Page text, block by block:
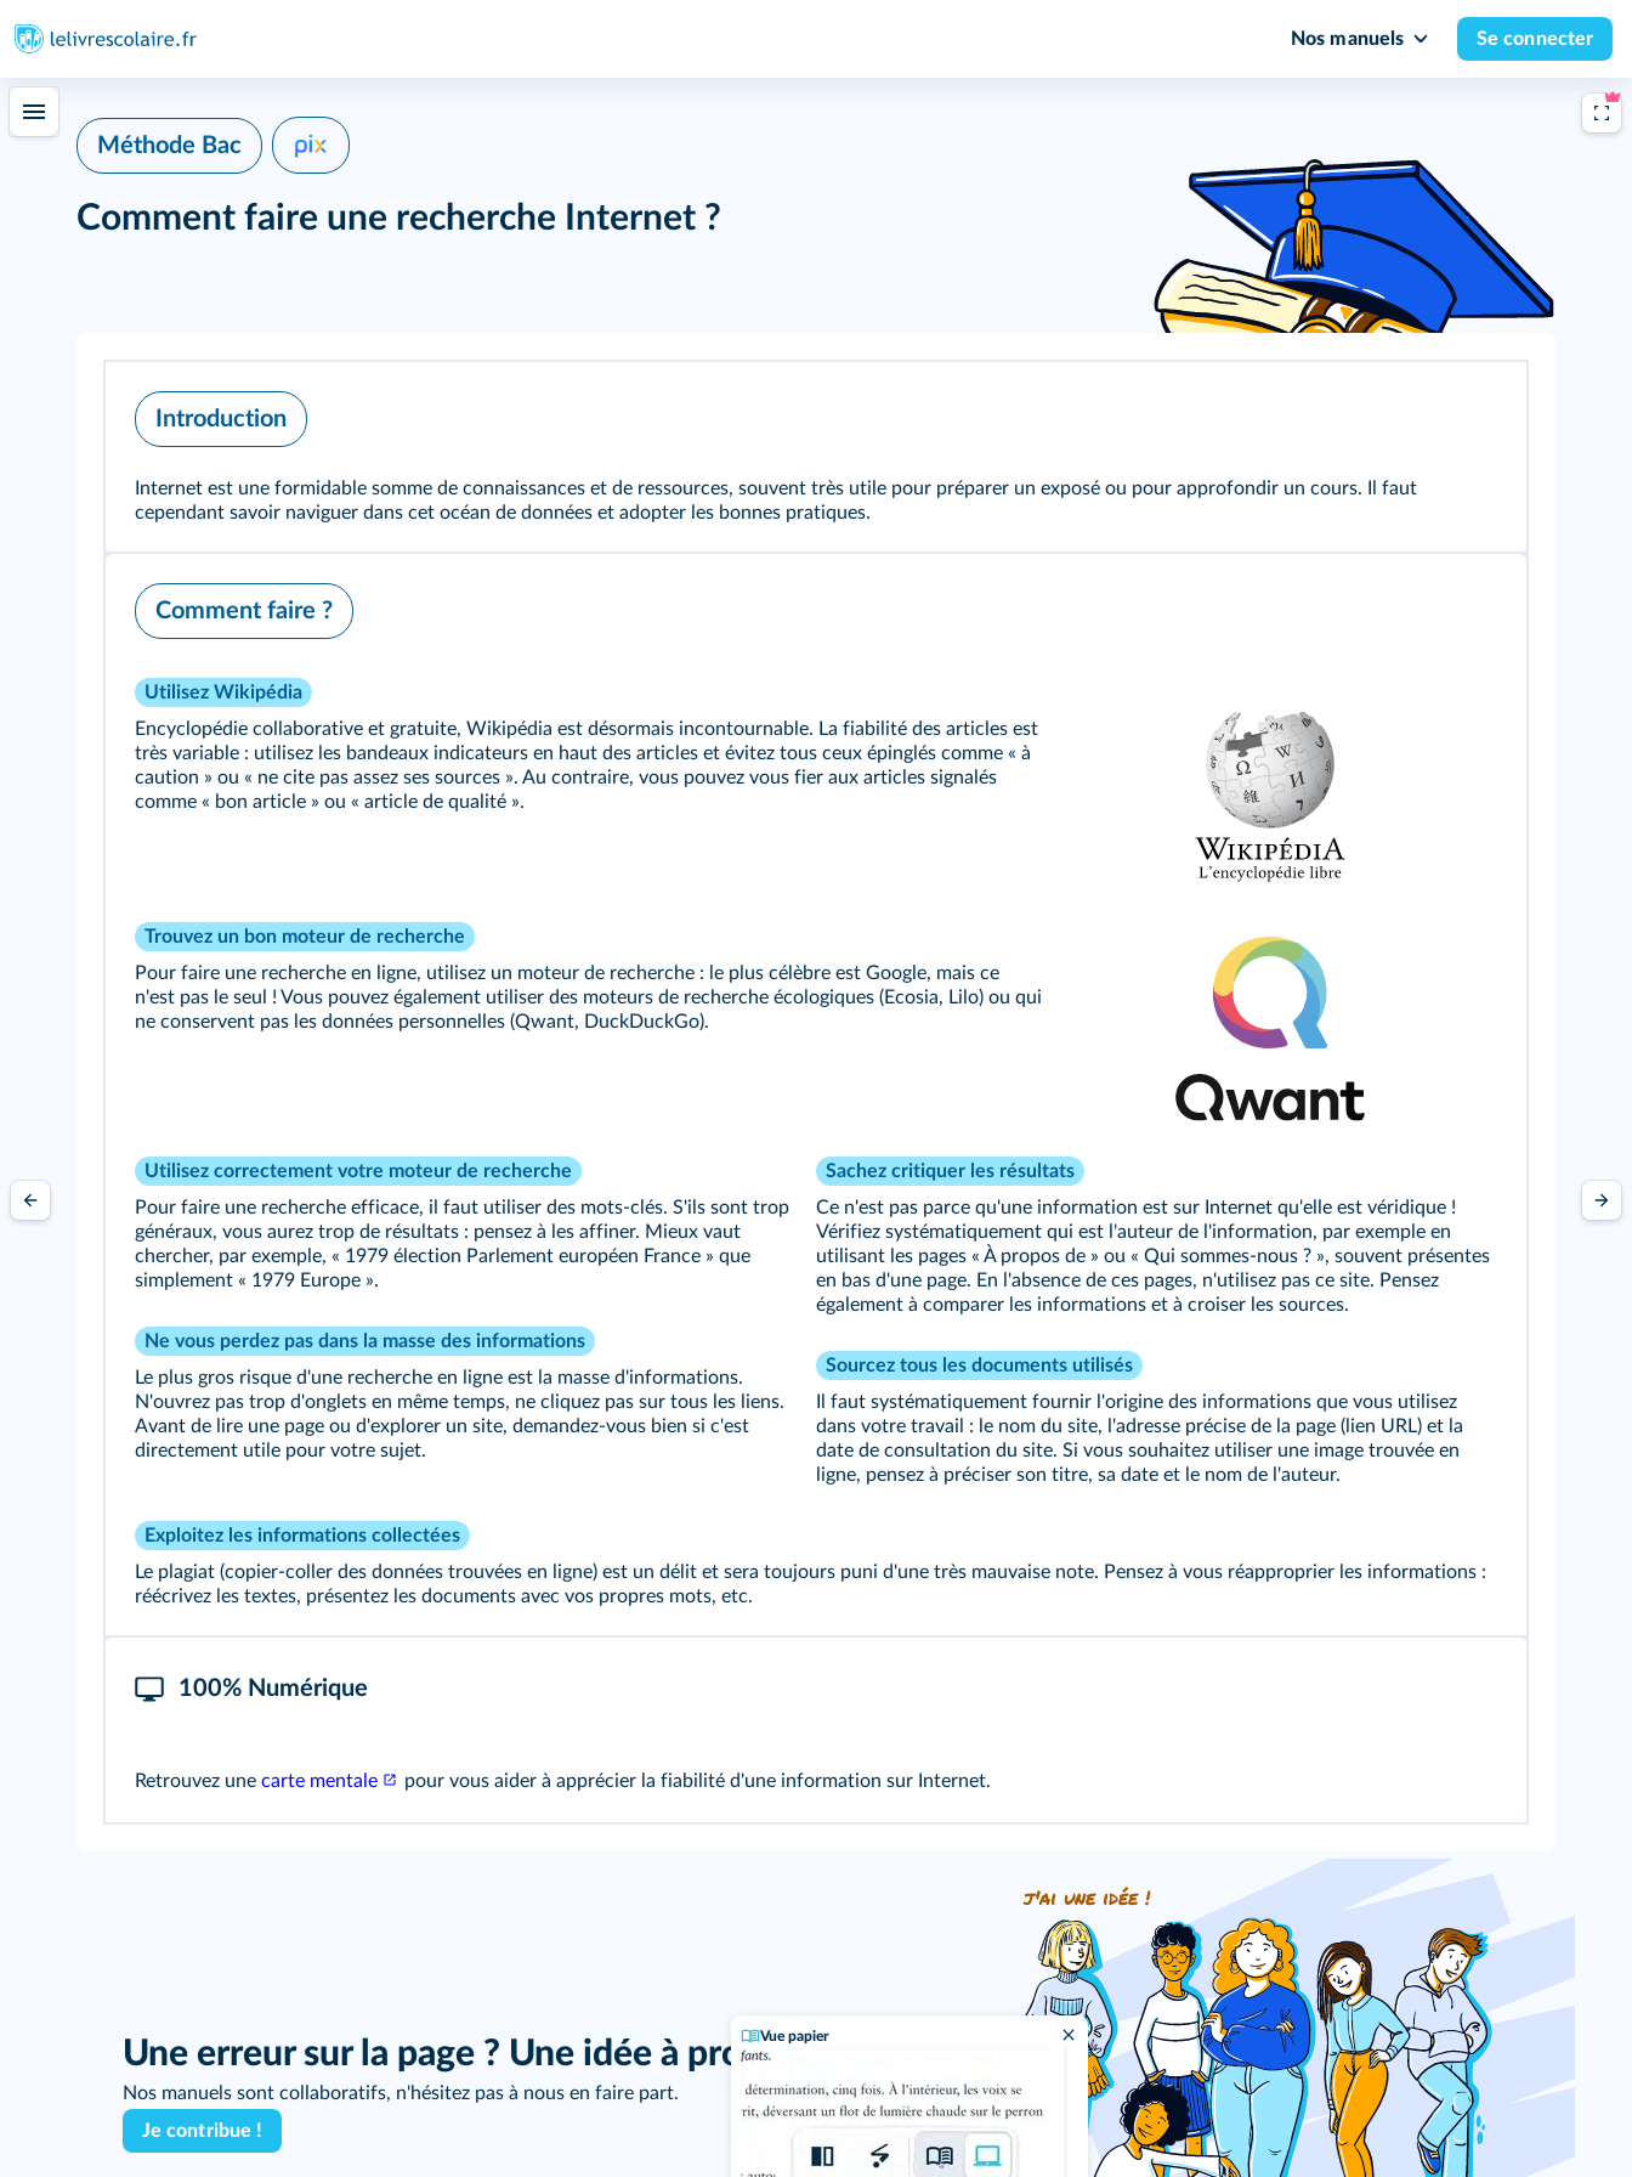
Nos manuels Se connecter
Vue papier
Méthode Bac
Comment faire une recherche Internet ?
Introduction
Internet est une formidable somme de connaissances et de ressources, souvent très utile pour préparer un exposé ou pour approfondir un cours. Il faut
cependant savoir naviguer dans cet océan de données et adopter les bonnes pratiques.
Comment faire ?
Utilisez Wikipédia
Encyclopédie collaborative et gratuite, Wikipédia est désormais incontournable. La fiabilité des articles est
très variable : utilisez les bandeaux indicateurs en haut des articles et évitez tous ceux épinglés comme « à
caution » ou « ne cite pas assez ses sources ». Au contraire, vous pouvez vous fier aux articles signalés
comme « bon article » ou « article de qualité ».
Trouvez un bon moteur de recherche
Pour faire une recherche en ligne, utilisez un moteur de recherche : le plus célèbre est Google, mais ce
n'est pas le seul ! Vous pouvez également utiliser des moteurs de recherche écologiques (Ecosia, Lilo) ou qui
ne conservent pas les données personnelles (Qwant, DuckDuckGo).
Utilisez correctement votre moteur de recherche
Pour faire une recherche efficace, il faut utiliser des mots-clés. S'ils sont trop
généraux, vous aurez trop de résultats : pensez à les affiner. Mieux vaut
chercher, par exemple, « 1979 élection Parlement européen France » que
simplement « 1979 Europe ».
Ne vous perdez pas dans la masse des informations
Le plus gros risque d'une recherche en ligne est la masse d'informations.
N'ouvrez pas trop d'onglets en même temps, ne cliquez pas sur tous les liens.
Avant de lire une page ou d'explorer un site, demandez‑vous bien si c'est
directement utile pour votre sujet.
Sachez critiquer les résultats
Ce n'est pas parce qu'une information est sur Internet qu'elle est véridique !
Vérifiez systématiquement qui est l'auteur de l'information, par exemple en
utilisant les pages « À propos de » ou « Qui sommes‑nous ? », souvent présentes
en bas d'une page. En l'absence de ces pages, n'utilisez pas ce site. Pensez
également à comparer les informations et à croiser les sources.
Sourcez tous les documents utilisés
Il faut systématiquement fournir l'origine des informations que vous utilisez
dans votre travail : le nom du site, l'adresse précise de la page (lien URL) et la
date de consultation du site. Si vous souhaitez utiliser une image trouvée en
ligne, pensez à préciser son titre, sa date et le nom de l'auteur.
Exploitez les informations collectées
Le plagiat (copier-coller des données trouvées en ligne) est un délit et sera toujours puni d'une très mauvaise note. Pensez à vous réapproprier les informations :
réécrivez les textes, présentez les documents avec vos propres mots, etc.
100% Numérique
Retrouvez une carte mentale pour vous aider à apprécier la fiabilité d'une information sur Internet.
Une erreur sur la page ? Une idée à proposer ?
Nos manuels sont collaboratifs, n'hésitez pas à nous en faire part.
Je contribue !
j'ai une idée !